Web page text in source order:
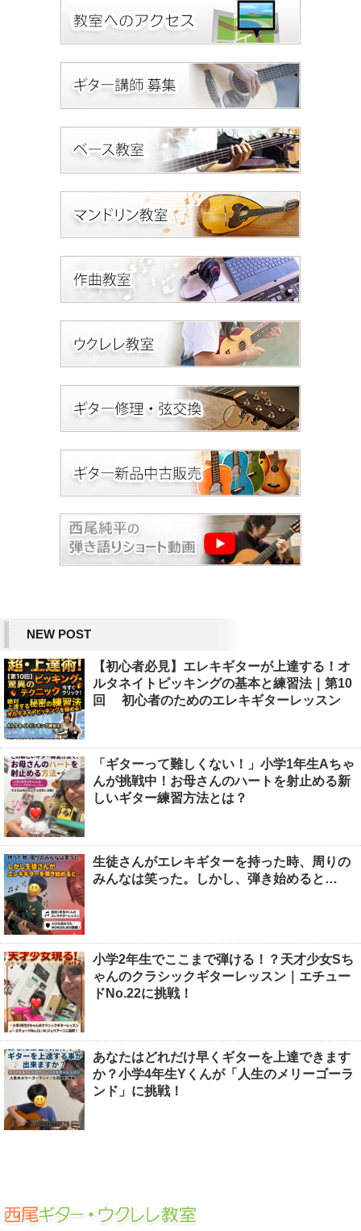
NEW POST
【初心者必見】エレキギターが上達する！オ
ルタネイトピッキングの基本と練習法｜第10
回 初心者のためのエレキギターレッスン
「ギターって難しくない！」小学1年生Aちゃ
んが挑戦中！お母さんのハートを射止める新
しいギター練習方法とは？
生徒さんがエレキギターを持った時、周りの
みんなは笑った。しかし、弾き始めると…
小学2年生でここまで弾ける！？天才少女Sち
ゃんのクラシックギターレッスン｜エチュー
ドNo.22に挑戦！
あなたはどれだけ早くギターを上達できます
か？小学4年生Yくんが「人生のメリーゴーラ
ンド」に挑戦！